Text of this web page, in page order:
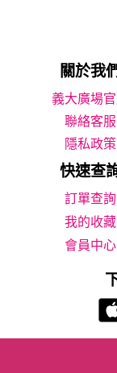
關於我
義大廣場
聯絡客服
隱私政策
快速查
我的收藏
會員中心